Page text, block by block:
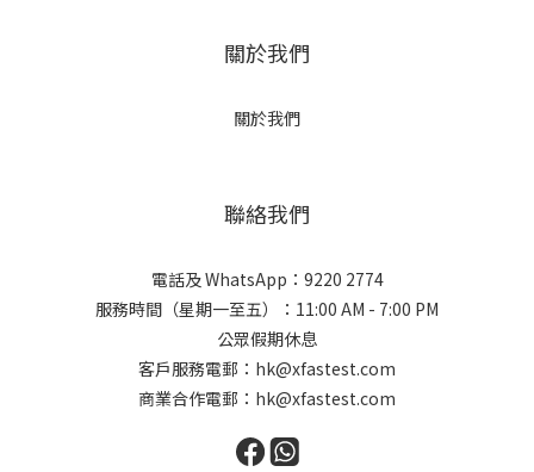
關於我們
關於我們
聯絡我們
電話及 WhatsApp：9220 2774
服務時間（星期一至五）：11:00 AM - 7:00 PM
公眾假期休息
客戶服務電郵：hk@xfastest.com
商業合作電郵：hk@xfastest.com